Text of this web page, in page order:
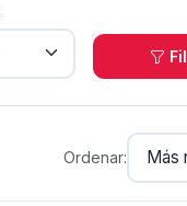
Ordenar: